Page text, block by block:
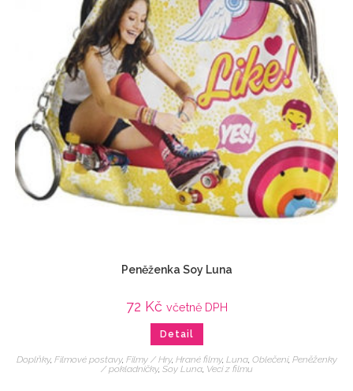
Peněženka Soy Luna
72 Kč včetně DPH
Detail
Doplňky, Filmové postavy, Filmy / Hry, Hrané filmy, Luna, Oblečení, Peněženky
/ pokladničky, Soy Luna, Veci z filmu